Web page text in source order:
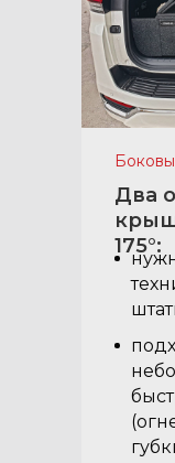
Два
175°: